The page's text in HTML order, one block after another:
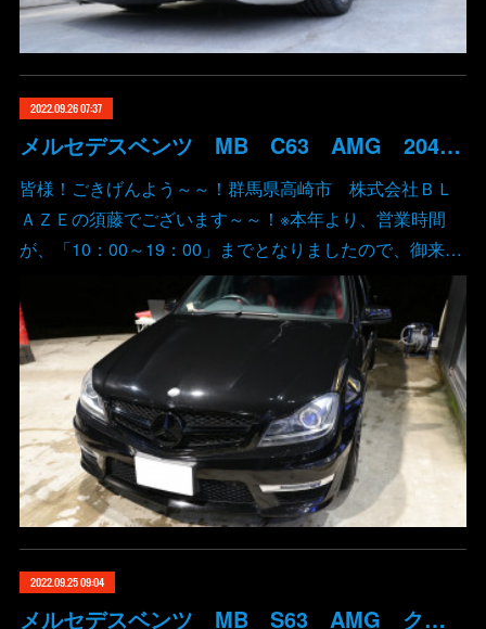
2022.09.26 07:37
メルセデスベンツ MB C63 AMG 204 DigitalSpeed デジタルスピード ECUチューン コーディング 群馬 高崎
皆様！ごきげんよう～～！群馬県高崎市 株式会社ＢＬ
ＡＺＥの須藤でございます～～！※本年より、営業時間
が、「10：00～19：00」までとなりましたので、御来…
2022.09.25 09:04
メルセデスベンツ MB S63 AMG クーペ 4マチック 217 DigitalSpeed デジタルスピード ECUチューン バブリング コーディング 群馬 高崎